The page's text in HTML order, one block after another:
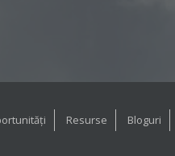
Resurse Bloguri